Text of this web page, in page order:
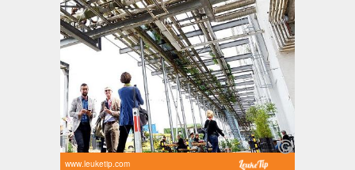
www.leuketip.com